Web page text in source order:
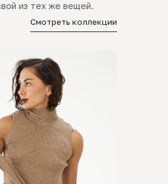
из тех же вещей.
Смотреть коллекции